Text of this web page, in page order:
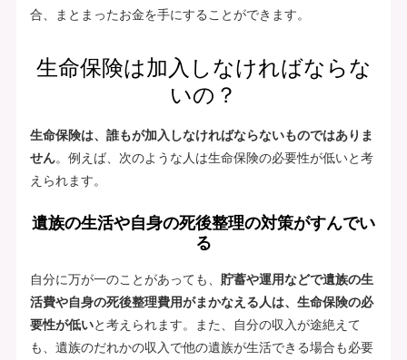
合、まとまったお金を手にすることができます。
生命保険は加入しなければならな
いの？
生命保険は、誰もが加入しなければならないものではありま
せん。例えば、次のような人は生命保険の必要性が低いと考
えられます。
遺族の生活や自身の死後整理の対策がすんでい
る
自分に万が一のことがあっても、 貯蓄や運用などで遺族の生
活費や自身の死後整理費用がまかなえる人は、生命保険の必
要性が低いと考えられます。また、自分の収入が途絶えて
も、遺族のだれかの収入で他の遺族が生活できる場合も必要